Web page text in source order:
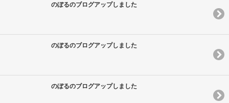
のぼるのブログアップしました
のぼるのブログアップしました
のぼるのブログアップしました